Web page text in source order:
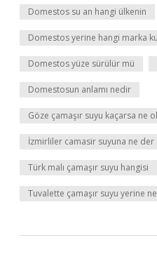
Domestos su an hangi ülkenin
Domestos yerine hangi marka
Domestos yüze sürülür mü
Domestosun anlamı nedir
Göze çamaşır suyu kaçarsa ne
İzmirliler camasir suyuna ne der
Türk malı çamaşır suyu hangisi
Tuvalette çamaşır suyu yerine